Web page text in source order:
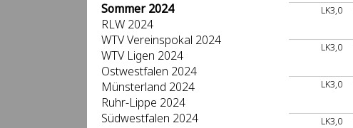
Sommer 2024
RLW 2024
WTV Vereinspokal 2024
WTV Ligen 2024
Ostwestfalen 2024
Münsterland 2024
Ruhr-Lippe 2024
Südwestfalen 2024
LK3,0
LK3,0
LK3,0
LK3,0